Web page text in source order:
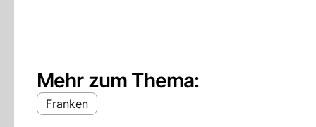
Mehr zum Thema:
Franken